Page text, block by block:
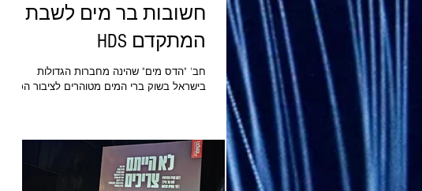
חשובות בר מים לשבת
המתקדם HDS
חב' "הדס מים" שהינה מחברות הגדולות
בישראל בשוק ברי המים מטוהרים לציבור הכללי